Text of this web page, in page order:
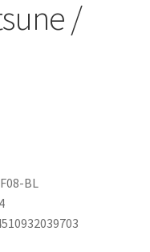
/
BL